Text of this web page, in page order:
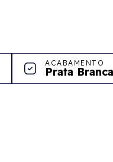
ACABAMENTO
Prata Branca